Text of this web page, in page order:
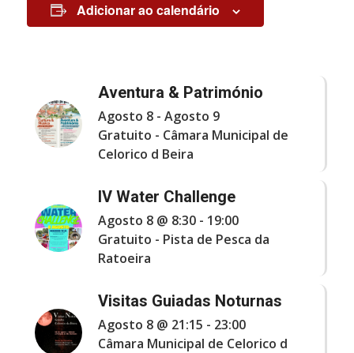
Adicionar ao calendário
Aventura & Património
Agosto 8- Agosto 9
Gratuito - Câmara Municipal de
Celorico d Beira
IV Water Challenge
Agosto 8 @ 8:30- 19:00
Gratuito - Pista de Pesca da
Ratoeira
Visitas Guiadas Noturnas
Agosto 8 @ 21:15 - 23:00
Câmara Municipal de Celorico d